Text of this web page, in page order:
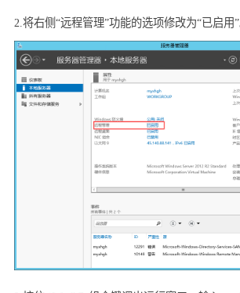
2. 将右侧“远程管理”功能的选项修改为“已启用”